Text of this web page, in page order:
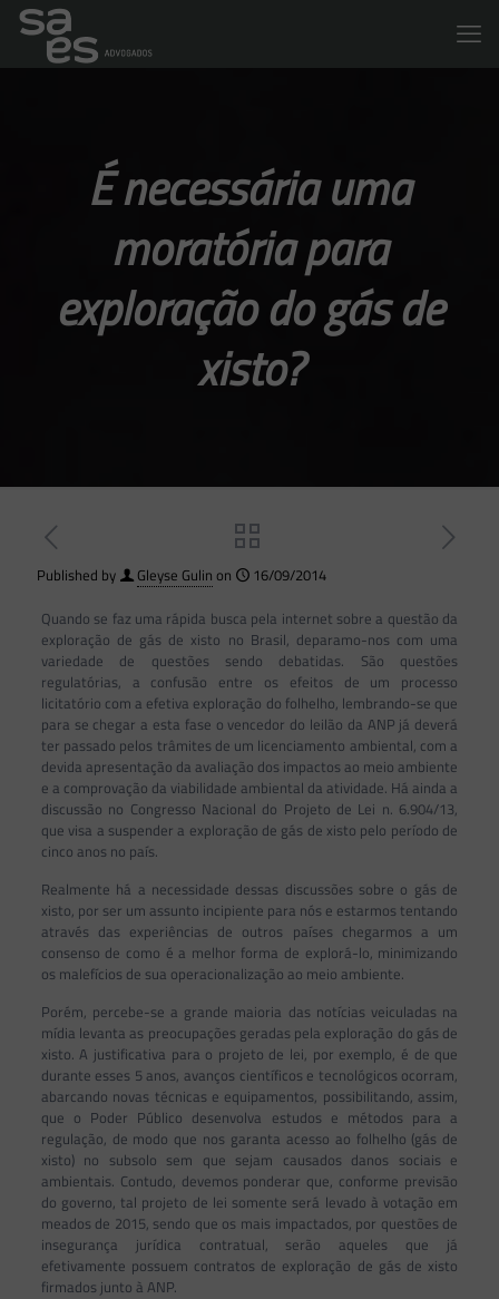
É necessária uma
moratória para
exploração do gás de
xisto?
Published by Gleyse Gulin on
16/09/2014
Quando se faz uma rápida busca pela internet sobre a questão da
exploração de gás de xisto no Brasil, deparamo-nos com uma
variedade de questões sendo debatidas. São questões
regulatórias, a confusão entre os efeitos de um processo
licitatório com a efetiva exploração do folhelho, lembrando-se que
para se chegar a esta fase o vencedor do leilão da ANP já deverá
ter passado pelos trâmites de um licenciamento ambiental, com a
devida apresentação da avaliação dos impactos ao meio ambiente
e a comprovação da viabilidade ambiental da atividade. Há ainda a
discussão no Congresso Nacional do Projeto de Lei n. 6.904/13,
que visa a suspender a exploração de gás de xisto pelo período de
cinco anos no país.
Realmente há a necessidade dessas discussões sobre o gás de
xisto, por ser um assunto incipiente para nós e estarmos tentando
através das experiências de outros países chegarmos a um
consenso de como é a melhor forma de explorá-lo, minimizando
os malefícios de sua operacionalização ao meio ambiente.
Porém, percebe-se a grande maioria das notícias veiculadas na
mídia levanta as preocupações geradas pela exploração do gás de
xisto. A justificativa para o projeto de lei, por exemplo, é de que
durante esses 5 anos, avanços científicos e tecnológicos ocorram,
abarcando novas técnicas e equipamentos, possibilitando, assim,
que o Poder Público desenvolva estudos e métodos para a
regulação, de modo que nos garanta acesso ao folhelho (gás de
xisto) no subsolo sem que sejam causados danos sociais e
ambientais. Contudo, devemos ponderar que, conforme previsão
do governo, tal projeto de lei somente será levado à votação em
meados de 2015, sendo que os mais impactados, por questões de
insegurança jurídica contratual, serão aqueles que já
efetivamente possuem contratos de exploração de gás de xisto
firmados junto à ANP.